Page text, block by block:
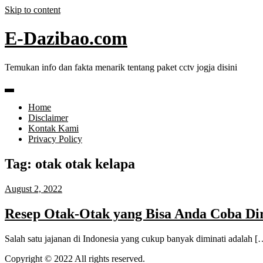
Skip to content
E-Dazibao.com
Temukan info dan fakta menarik tentang paket cctv jogja disini
Home
Disclaimer
Kontak Kami
Privacy Policy
Tag: otak otak kelapa
August 2, 2022
Resep Otak-Otak yang Bisa Anda Coba
Salah satu jajanan di Indonesia yang cukup banyak diminati adalah
Copyright © 2022 All rights reserved.